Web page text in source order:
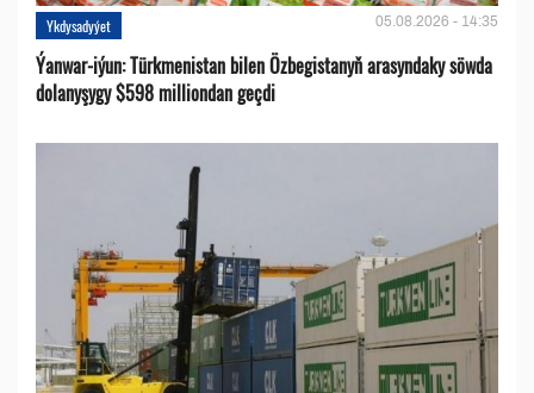
Ykdysadyýet 05.08.2026 - 14:35
Ýanwar-iýun: Türkmenistan bilen Özbegistanyň arasyndaky söwda
dolanyşygy $598 milliondan geçdi